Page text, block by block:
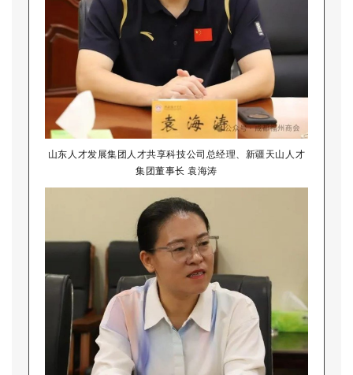
山东人才发展集团人才共享科技公司总经理、新疆天山人才
集团董事长 袁海涛